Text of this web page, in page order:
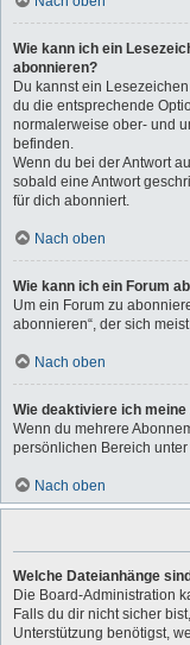
Wie kann ich ein
abonnieren?
Du kannst ein
du die entsprechende
normalerweise ober- und
befinden.
Wenn du bei der Antwort
sobald eine Antwort
für dich abonniert.
Nach oben
Wie kann ich ein Forum
Um ein Forum zu
abonnieren“, der sich
Nach oben
Wie deaktiviere ich
Wenn du mehrere
persönlichen Bereich unter
Nach oben
Welche Dateianhänge
Die Board-Administration
Falls du dir nicht sicher
Unterstützung benötigst,